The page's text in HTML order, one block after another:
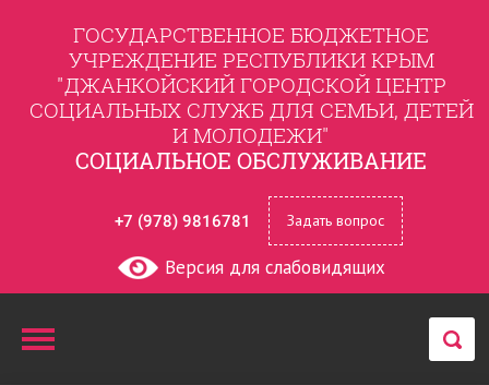
ГОСУДАРСТВЕННОЕ БЮДЖЕТНОЕ
УЧРЕЖДЕНИЕ РЕСПУБЛИКИ КРЫМ
"ДЖАНКОЙСКИЙ ГОРОДСКОЙ ЦЕНТР
СОЦИАЛЬНЫХ СЛУЖБ ДЛЯ СЕМЬИ, ДЕТЕЙ
И МОЛОДЕЖИ"
СОЦИАЛЬНОЕ ОБСЛУЖИВАНИЕ
+7 (978) 9816781 Задать вопрос
Версия для слабовидящих